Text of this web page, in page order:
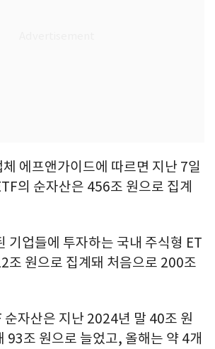
에프앤가이드에 따르면 지난 7일
의 순자산은 456조 원으로 집계
기업들에 투자하는 국내 주식형 ET
조 원으로 집계돼 처음으로 200조
순자산은 지난 2024년 말 40조 원
93조 원으로 늘었고, 올해는 약 4개